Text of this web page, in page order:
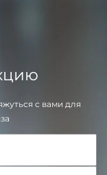
с вами для